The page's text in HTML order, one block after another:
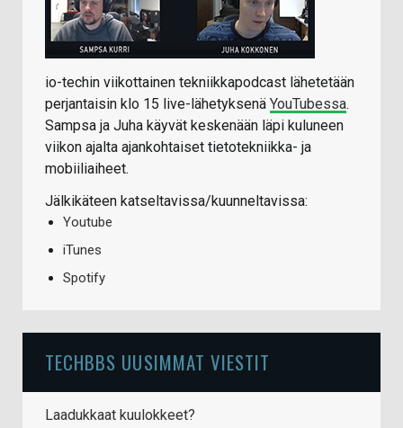
io-techin viikottainen tekniikkapodcast lähetetään
perjantaisin klo 15 live-lähetyksenä YouTubessa.
Sampsa ja Juha käyvät keskenään läpi kuluneen
viikon ajalta ajankohtaiset tietotekniikka- ja
mobiiliaiheet.
Jälkikäteen katseltavissa/kuunneltavissa:
Youtube
iTunes
Spotify
TECHBBS UUSIMMAT VIESTIT
Laadukkaat kuulokkeet?